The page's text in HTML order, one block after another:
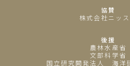
協賛
株式会社ニッス
後援
農林水産省
文部科学省
国立研究開発法人 海洋